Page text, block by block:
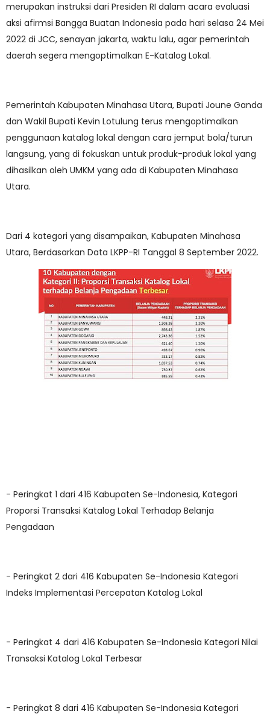
merupakan instruksi dari Presiden RI dalam acara evaluasi
aksi afirmsi Bangga Buatan Indonesia pada hari selasa 24 Mei
2022 di JCC, senayan jakarta, waktu lalu, agar pemerintah
daerah segera mengoptimalkan E-Katalog Lokal.
Pemerintah Kabupaten Minahasa Utara, Bupati Joune Ganda
dan Wakil Bupati Kevin Lotulung terus mengoptimalkan
penggunaan katalog lokal dengan cara jemput bola/turun
langsung, yang di fokuskan untuk produk-produk lokal yang
dihasilkan oleh UMKM yang ada di Kabupaten Minahasa
Utara.
Dari 4 kategori yang disampaikan, Kabupaten Minahasa
Utara, Berdasarkan Data LKPP-RI Tanggal 8 September 2022.
- Peringkat 1 dari 416 Kabupaten Se-Indonesia, Kategori
Proporsi Transaksi Katalog Lokal Terhadap Belanja
Pengadaan
- Peringkat 2 dari 416 Kabupaten Se-Indonesia Kategori
Indeks Implementasi Percepatan Katalog Lokal
- Peringkat 4 dari 416 Kabupaten Se-Indonesia Kategori Nilai
Transaksi Katalog Lokal Terbesar
- Peringkat 8 dari 416 Kabupaten Se-Indonesia Kategori